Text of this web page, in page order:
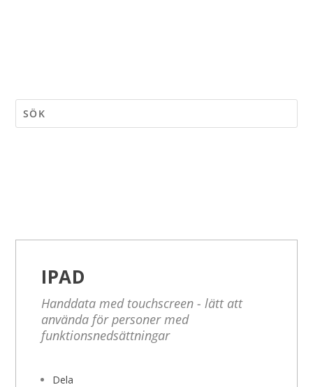
IPAD
Handdata med touchscreen - lätt att
använda för personer med
funktionsnedsättningar
Dela